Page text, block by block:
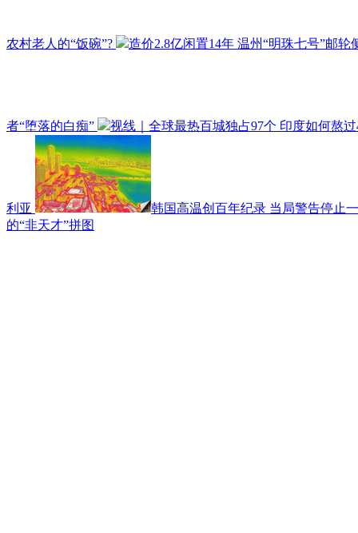
农村老人的“饭碗”? 造价2.8亿闲置14年 温州“明珠七号”邮轮
者“堕落的白痴” 视线｜全球最热百城独占97个 印度如何熬
利亚
韩国高温创百年纪录 当局警告停止
的“非天才”拼图